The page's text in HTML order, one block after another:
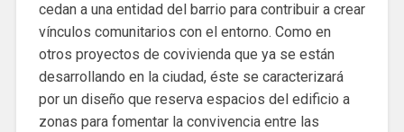
cedan a una entidad del barrio para contribuir a crear
vínculos comunitarios con el entorno. Como en
otros proyectos de covivienda que ya se están
desarrollando en la ciudad, éste se caracterizará
por un diseño que reserva espacios del edificio a
zonas para fomentar la convivencia entre las